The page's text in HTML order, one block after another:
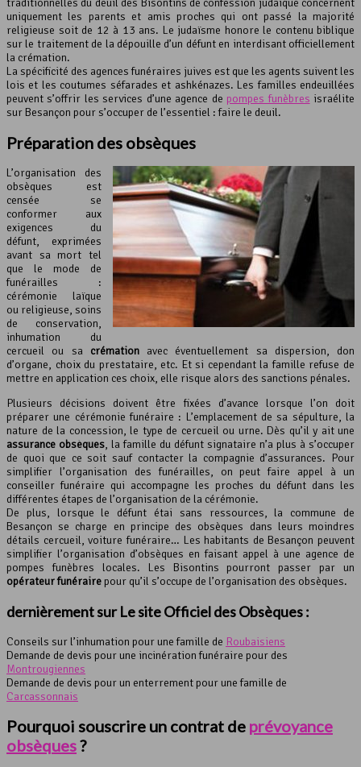
traditionnelles du deuil des Bisontins de confession judaïque concernent
uniquement les parents et amis proches qui ont passé la majorité
religieuse soit de 12 à 13 ans. Le judaïsme honore le contenu biblique
sur le traitement de la dépouille d’un défunt en interdisant officiellement
la crémation.
La spécificité des agences funéraires juives est que les agents suivent les
lois et les coutumes séfarades et ashkénazes. Les familles endeuillées
peuvent s’offrir les services d’une agence de pompes funèbres israélite
sur Besançon pour s’occuper de l’essentiel : faire le deuil.
Préparation des obsèques
L’organisation des
obsèques est
censée se
conformer aux
exigences du
défunt, exprimées
avant sa mort tel
que le mode de
funérailles :
cérémonie laïque
ou religieuse, soins
de conservation,
inhumation du
cercueil ou sa crémationavec éventuellement sa dispersion, don
d’organe, choix du prestataire, etc. Et si cependant la famille refuse de
mettre en application ces choix, elle risque alors des sanctions pénales.
Plusieurs décisions doivent être fixées d’avance lorsque l’on doit
préparer une cérémonie funéraire : L’emplacement de sa sépulture, la
nature de la concession, le type de cercueil ou urne. Dès qu’il y ait une
assurance obsèques, la famille du défunt signataire n’a plus à s’occuper
de quoi que ce soit sauf contacter la compagnie d’assurances. Pour
simplifier l’organisation des funérailles, on peut faire appel à un
conseiller funéraire qui accompagne les proches du défunt dans les
différentes étapes de l’organisation de la cérémonie.
De plus, lorsque le défunt étai sans ressources, la commune de
Besançon se charge en principe des obsèques dans leurs moindres
détails cercueil, voiture funéraire… Les habitants de Besançon peuvent
simplifier l’organisation d’obsèques en faisant appel à une agence de
pompes funèbres locales. Les Bisontins pourront passer par un
opérateur funéraire pour qu’il s’occupe de l’organisation des obsèques.
dernièrement sur Le site Officiel des Obsèques :
Conseils sur l’inhumation pour une famille de Roubaisiens
Demande de devis pour une incinération funéraire pour des
Montrougiennes
Demande de devis pour un enterrement pour une famille de
Carcassonnais
Pourquoi souscrire un contrat de prévoyance
obsèques?